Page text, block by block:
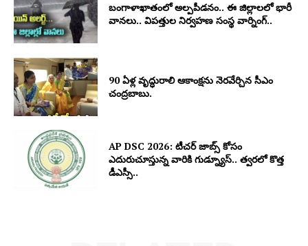
బంగాళాఖాతంలో అల్పపీడనం.. ఈ జిల్లాలలో భారీ
వానలు.. విపత్తుల నిర్వహణ సంస్థ వార్నింగ్..
90 ఏళ్ల వృద్ధురాలి ఆకాంక్షను నెరవేర్చిన సీఎం
చంద్రబాబు.
AP DSC 2026: టీచర్ జాబ్స్ కోసం
ఎదురుచూస్తున్న వారికి గుడ్న్యూస్.. త్వరలో కొత్త
డీఎస్సీ..